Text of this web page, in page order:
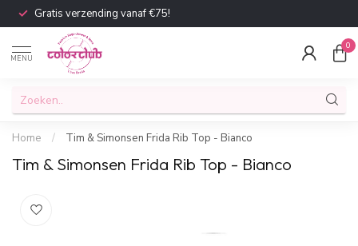
Gratis verzending vanaf €75!
MENU
0
Home / Tim & Simonsen Frida Rib Top - Bianco
Tim & Simonsen Frida Rib Top - Bianco